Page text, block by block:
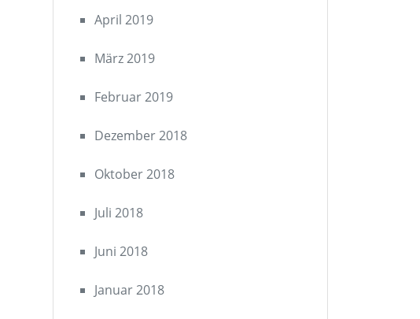
April 2019
März 2019
Februar 2019
Dezember 2018
Oktober 2018
Juli 2018
Juni 2018
Januar 2018